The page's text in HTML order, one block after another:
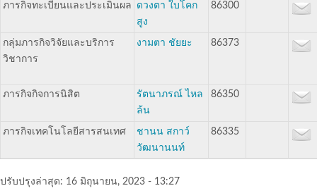
ภารกิจทะเบียนและประเมินผล
ดวงตา ใบโคก
สูง
86300
กลุ่มภารกิจวิจัยและบริการ
วิชาการ
งามตา ชัยยะ 86373
ภารกิจกิจการนิสิต
รัตนาภรณ์ ไหล
ล้น
86350
ภารกิจเทคโนโลยีสารสนเทศ
ชานน สกาว์
วัฒนานนท์
86335
ปรับปรุงล่าสุด: 16 มิถุนายน, 2023 - 13:27